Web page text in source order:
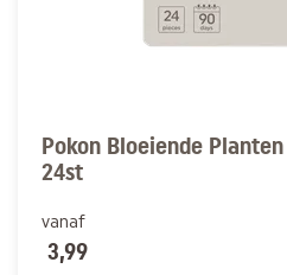
Pokon Bloeiende
24st
vanaf
3,99